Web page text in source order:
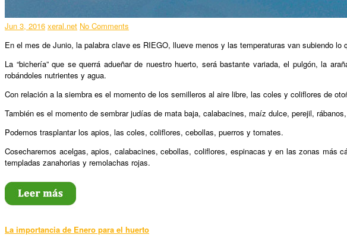
Jun 3, 2016 xeral.net No Comments
En el mes de Junio, la palabra clave es RIEGO, llueve menos y las temperaturas van subiendo
La “bichería” que se querrá adueñar de nuestro huerto, será bastante variada, el pulgón, la
robándoles nutrientes y agua.
Con relación a la siembra es el momento de los semilleros al aire libre, las coles y coliflores de
También es el momento de sembrar judías de mata baja, calabacines, maíz dulce, perejil,
Podemos trasplantar los apios, las coles, coliflores, cebollas, puerros y tomates.
Cosecharemos acelgas, apios, calabacines, cebollas, coliflores, espinacas y en las zonas
templadas zanahorias y remolachas rojas.
La importancia de Enero para el huerto